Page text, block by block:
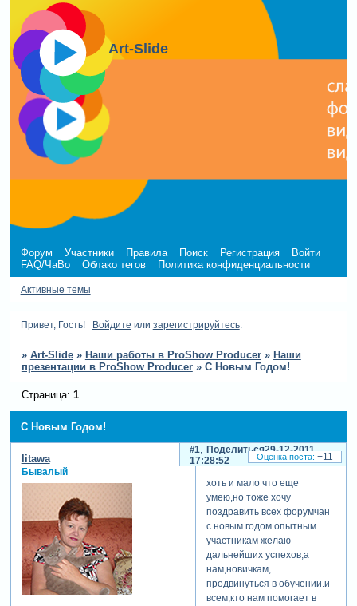
Art-Slide
Форум Участники Правила Поиск Регистрация
Войти
FAQ/ЧаВо
Облако тегов Политика конфиденциальности
Активные темы
Привет, Гость! Войдите или зарегистрируйтесь.
» Art-Slide » Наши работы в ProShow Producer » Наши
презентации в ProShow Producer » С Новым Годом!
С Новым Годом!
Страница: 1
Поделиться
1
29-12-2011
17:28:52
litawa
Бывалый
хоть и мало что еще
умею,но тоже хочу
поздравить всех форумчан
с новым годом.опытным
участникам желаю
дальнейших успехов,а
нам,новичкам,
продвинуться в обучении.и
всем,кто нам помогает в
+11